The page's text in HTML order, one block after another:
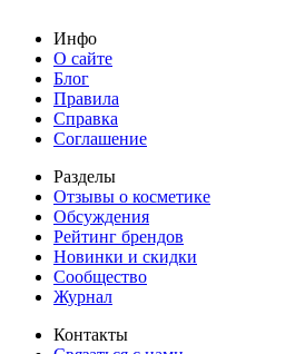
Инфо
О сайте
Блог
Правила
Справка
Соглашение
Разделы
Отзывы о косметике
Обсуждения
Рейтинг брендов
Новинки и скидки
Сообщество
Журнал
Контакты